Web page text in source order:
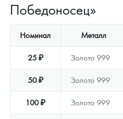
Победоносец»
Номинал Металл
25 ₽ Золото 999
50 ₽ Золото 999
100 ₽ Золото 999